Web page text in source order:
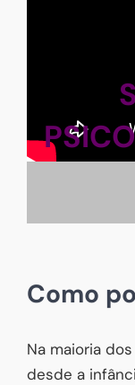
Como
Na maioria
desde a